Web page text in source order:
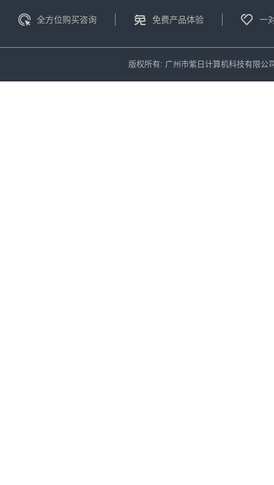
全方位购买咨询 免费产品体验 一
版权所有: 广州市紫日计算机科技有限公